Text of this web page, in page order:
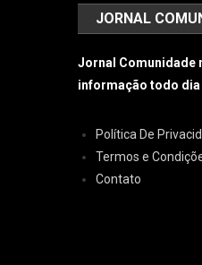
JORNAL
Jornal Comunidade
informação todo dia
Política De
Termos e
Contato